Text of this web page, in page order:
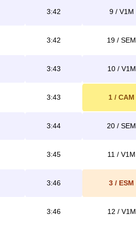
3:42 9 / V1M
3:42 19 / SEM
3:43 10 / V1M
3:43 1 / CAM
3:44 20 / SEM
3:45 11 / V1M
3:46 3 / ESM
3:46 12 / V1M